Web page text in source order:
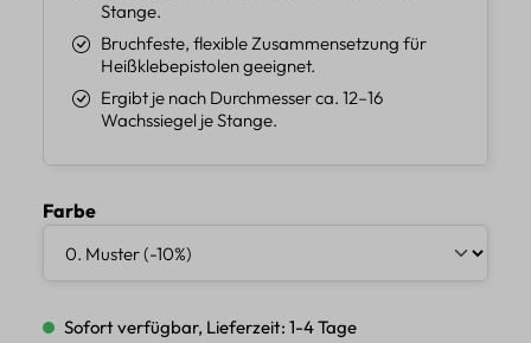
Stange.
Bruchfeste, flexible Zusammensetzung für
Heißklebepistolen geeignet.
Ergibt je nach Durchmesser ca. 12–16
Wachssiegel je Stange.
Farbeauswählen
Sofort verfügbar, Lieferzeit: 1-4 Tage